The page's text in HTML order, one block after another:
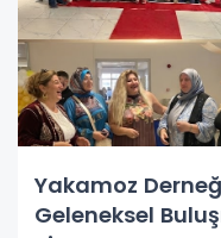
Yakamoz
Geleneksel